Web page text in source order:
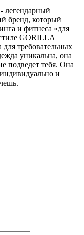
легендарный
бренд, который
и фитнеса «для
GORILLA
требовательных
уникальна, она
подведет тебя. Она
и